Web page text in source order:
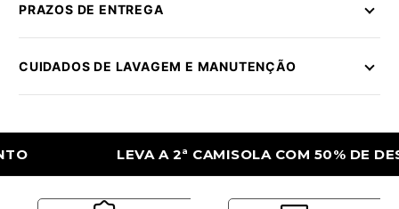
PRAZOS DE ENTREGA
CUIDADOS DE LAVAGEM E MANUTENÇÃO
LEVA A 2ª CAMISOLA COM 50% DE